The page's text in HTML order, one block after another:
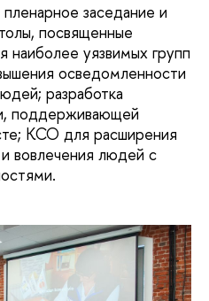
заседание и
посвященные
уязвимых групп
осведомленности
разработка
поддерживающей
КСО для расширения
вовлечения людей с